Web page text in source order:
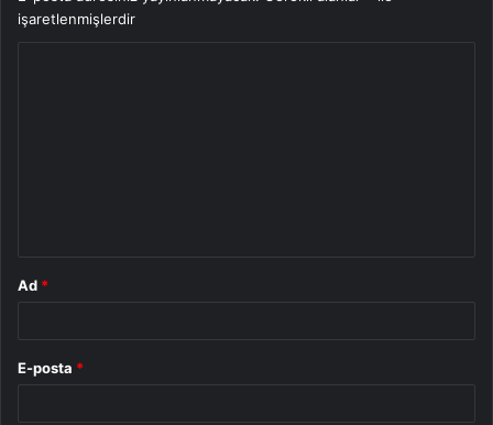
işaretlenmişlerdir
Ad *
E-posta *